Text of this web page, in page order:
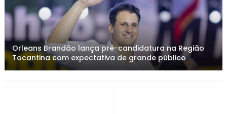
Orleans Brandão lança pré-candidatura na Região
Tocantina com expectativa de grande público